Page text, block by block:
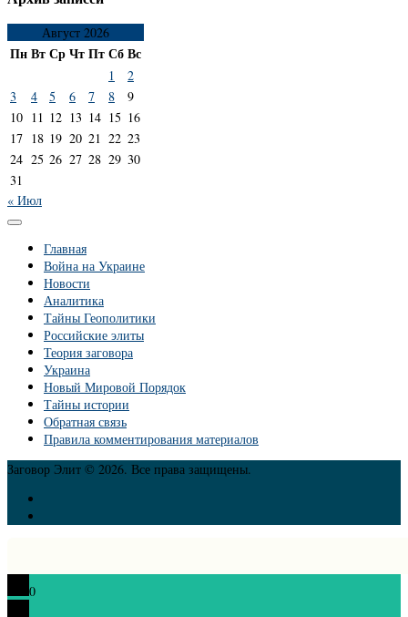
Август 2026
ПнВтСрЧтПтСбВс
1
2
3
4 5 6 7 8
9
10 11 12 13 14 15 16
17 18 19 20 21 22 23
24 25 26 27 28 29 30
31
« Июл
Главная
Война на Украине
Новости
Аналитика
Тайны Геополитики
Российские элиты
Теория заговора
Украина
Новый Мировой Порядок
Тайны истории
Обратная связь
Правила комментирования материалов
Заговор Элит © 2026. Все права защищены.
0